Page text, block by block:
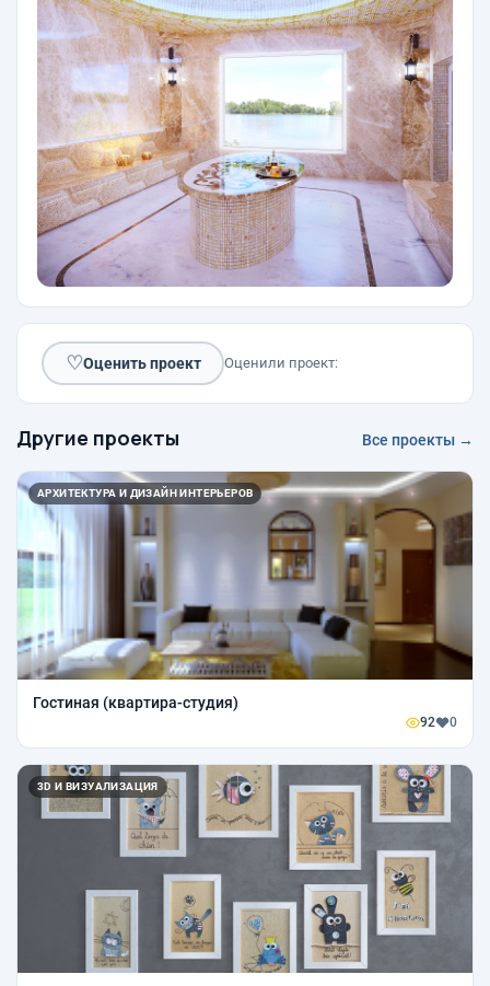
♡Оценить проект Оценили проект:
Другие проекты Все проекты →
АРХИТЕКТУРА И ДИЗАЙН ИНТЕРЬЕРОВ
Гостиная (квартира-студия)
92 0
3D И ВИЗУАЛИЗАЦИЯ